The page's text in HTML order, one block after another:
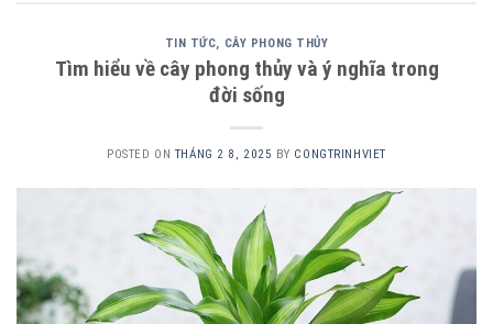
TIN TỨC, CÂY PHONG THỦY
Tìm hiểu về cây phong thủy và ý nghĩa trong
đời sống
POSTED ON THÁNG 2 8, 2025 BY CONGTRINHVIET